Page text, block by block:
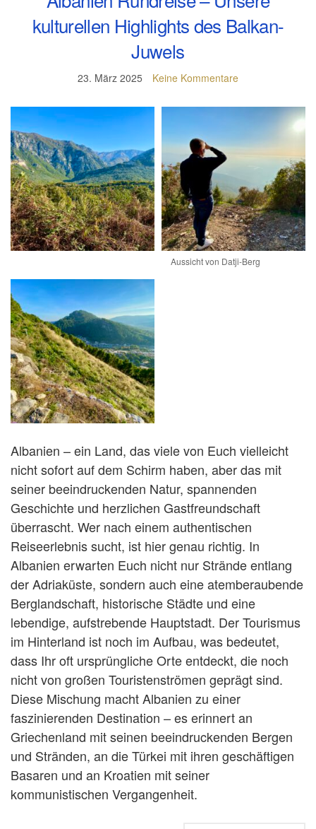
kulturellen Highlights des Balkan-
Juwels
23. März 2025 Keine Kommentare
Aussicht von Datji-Berg
Albanien – ein Land, das viele von Euch vielleicht
nicht sofort auf dem Schirm haben, aber das mit
seiner beeindruckenden Natur, spannenden
Geschichte und herzlichen Gastfreundschaft
überrascht. Wer nach einem authentischen
Reiseerlebnis sucht, ist hier genau richtig. In
Albanien erwarten Euch nicht nur Strände entlang
der Adriaküste, sondern auch eine atemberaubende
Berglandschaft, historische Städte und eine
lebendige, aufstrebende Hauptstadt. Der Tourismus
im Hinterland ist noch im Aufbau, was bedeutet,
dass Ihr oft ursprüngliche Orte entdeckt, die noch
nicht von großen Touristenströmen geprägt sind.
Diese Mischung macht Albanien zu einer
faszinierenden Destination – es erinnert an
Griechenland mit seinen beeindruckenden Bergen
und Stränden, an die Türkei mit ihren geschäftigen
Basaren und an Kroatien mit seiner
kommunistischen Vergangenheit.